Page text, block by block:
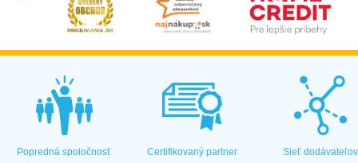
Popredná spoločnosť Certifikovaný partner Sieť dodávateľov